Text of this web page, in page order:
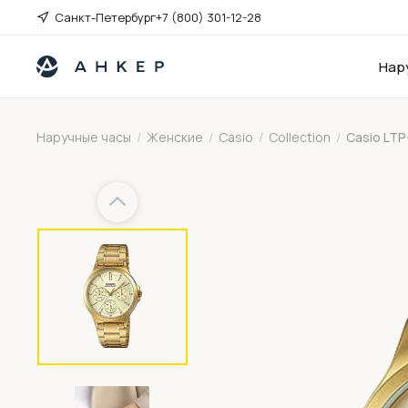
Санкт-Петербург+7 (800) 301-12-28
Наручные часы / Женские / Casio / Collection / Casio
Previous